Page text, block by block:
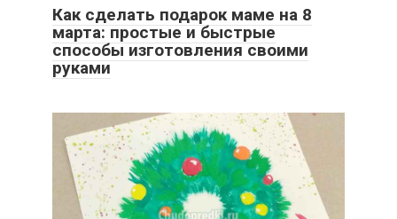
Как сделать подарок маме на 8
марта: простые и быстрые
способы изготовления своими
руками